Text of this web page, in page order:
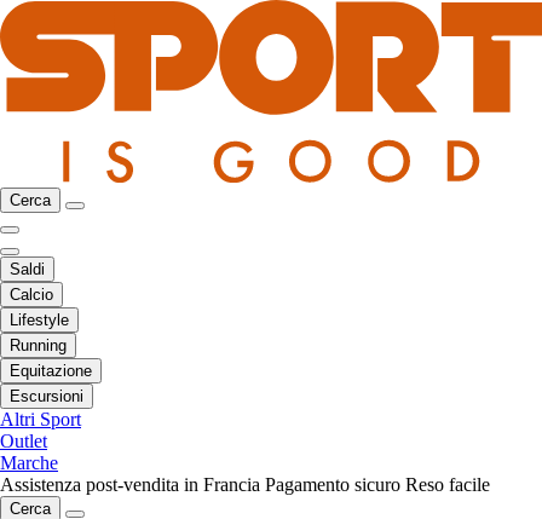
Cerca
Saldi
Calcio
Lifestyle
Running
Equitazione
Escursioni
Altri Sport
Outlet
Marche
Assistenza post-vendita in Francia Pagamento sicuro Reso facile
Cerca